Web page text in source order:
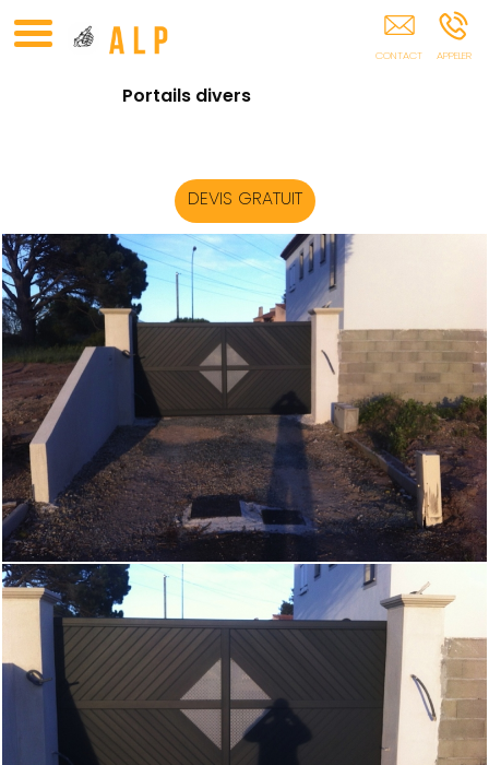
Portail Et Domotique Puget-Sur-Argens Draguignan
Portails divers
DEVIS GRATUIT